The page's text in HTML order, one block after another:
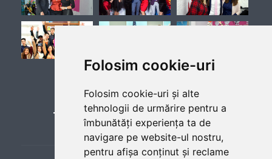
Folosim cookie-uri
Folosim cookie-uri și alte
tehnologii de urmărire pentru a
îmbunătăți experiența ta de
navigare pe website-ul nostru,
pentru afișa conținut și reclame
Second Job
Yes
Clarks Market CO website)
LINKURI UTILE
Cere Lista de Joburi